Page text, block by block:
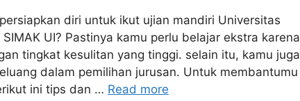
diri untuk ikut ujian mandiri Universitas
UI? Pastinya kamu perlu belajar ekstra karena
tingkat kesulitan yang tinggi. selain itu, kamu juga
dalam pemilihan jurusan. Untuk membantumu
ini tips dan … Read more